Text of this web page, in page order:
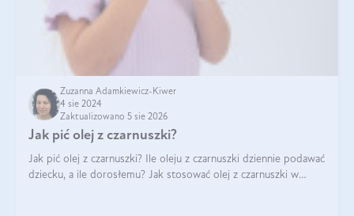
Zuzanna Adamkiewicz-Kiwer
4 sie 2024
Zaktualizowano 5 sie 2026
Jak pić olej z czarnuszki?
Jak pić olej z czarnuszki? Ile oleju z czarnuszki dziennie podawać
dziecku, a ile dorosłemu? Jak stosować olej z czarnuszki w